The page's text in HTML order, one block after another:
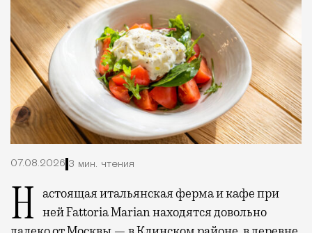
07.08.2026 3 мин. чтения
Настоящая итальянская ферма и кафе при ней Fattoria Marian находятся довольно